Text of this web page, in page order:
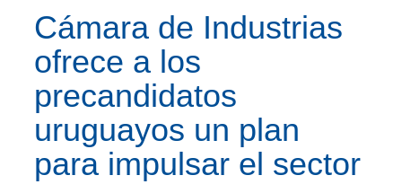
Cámara de Industrias
ofrece a los
precandidatos
uruguayos un plan
para impulsar el sector